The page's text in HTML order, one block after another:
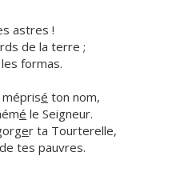
astres !
rds de la terre ;
formas.
méprisé ton nom,
é le Seigneur.
er ta Tourterelle,
tes pauvres.